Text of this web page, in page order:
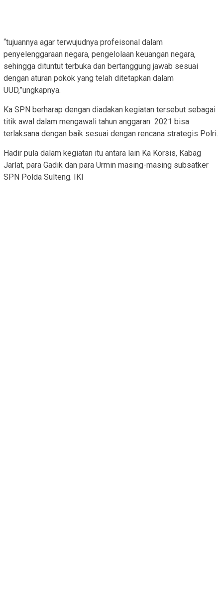
“tujuannya agar terwujudnya profeisonal dalam
penyelenggaraan negara, pengelolaan keuangan negara,
sehingga dituntut terbuka dan bertanggung jawab sesuai
dengan aturan pokok yang telah ditetapkan dalam
UUD,”ungkapnya.
Ka SPN berharap dengan diadakan kegiatan tersebut sebagai
titik awal dalam mengawali tahun anggaran 2021 bisa
terlaksana dengan baik sesuai dengan rencana strategis Polri.
Hadir pula dalam kegiatan itu antara lain Ka Korsis, Kabag
Jarlat, para Gadik dan para Urmin masing-masing subsatker
SPN Polda Sulteng. IKI